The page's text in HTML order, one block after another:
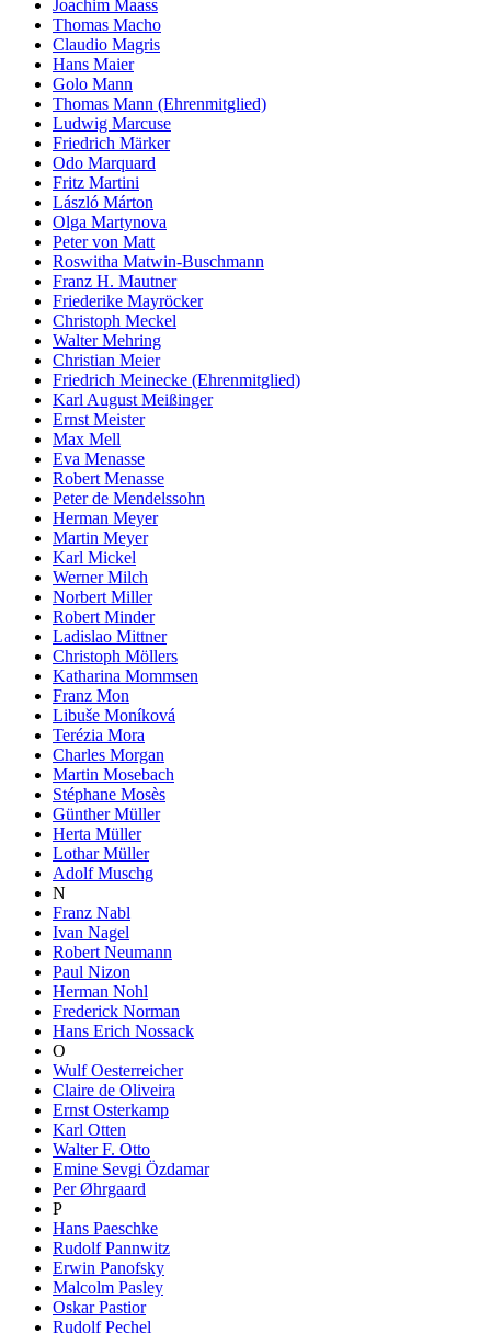
Joachim Maass
Thomas Macho
Claudio Magris
Hans Maier
Golo Mann
Thomas Mann (Ehrenmitglied)
Ludwig Marcuse
Friedrich Märker
Odo Marquard
Fritz Martini
László Márton
Olga Martynova
Peter von Matt
Roswitha Matwin-Buschmann
Franz H. Mautner
Friederike Mayröcker
Christoph Meckel
Walter Mehring
Christian Meier
Friedrich Meinecke (Ehrenmitglied)
Karl August Meißinger
Ernst Meister
Max Mell
Eva Menasse
Robert Menasse
Peter de Mendelssohn
Herman Meyer
Martin Meyer
Karl Mickel
Werner Milch
Norbert Miller
Robert Minder
Ladislao Mittner
Christoph Möllers
Katharina Mommsen
Franz Mon
Libuše Moníková
Terézia Mora
Charles Morgan
Martin Mosebach
Stéphane Mosès
Günther Müller
Herta Müller
Lothar Müller
Adolf Muschg
N
Franz Nabl
Ivan Nagel
Robert Neumann
Paul Nizon
Herman Nohl
Frederick Norman
Hans Erich Nossack
O
Wulf Oesterreicher
Claire de Oliveira
Ernst Osterkamp
Karl Otten
Walter F. Otto
Emine Sevgi Özdamar
Per Øhrgaard
P
Hans Paeschke
Rudolf Pannwitz
Erwin Panofsky
Malcolm Pasley
Oskar Pastior
Rudolf Pechel